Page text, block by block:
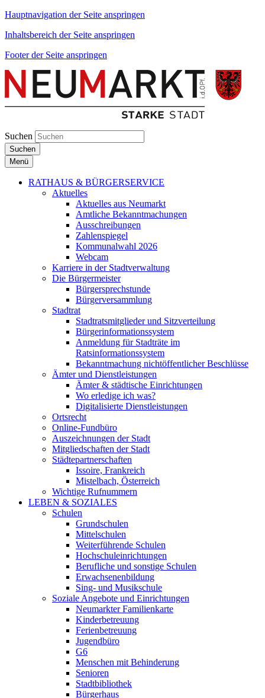
Hauptnavigation der Seite anspringen
Inhaltsbereich der Seite anspringen
Footer der Seite anspringen
Suchen
Suchen
Menü
RATHAUS & BÜRGERSERVICE
Aktuelles
Aktuelles aus Neumarkt
Amtliche Bekanntmachungen
Ausschreibungen
Zahlenspiegel
Kommunalwahl 2026
Webcam
Karriere in der Stadtverwaltung
Die Bürgermeister
Bürgersprechstunde
Bürgerversammlung
Stadtrat
Stadtratsmitglieder und Sitzverteilung
Bürgerinformationssystem
Anmeldung für Stadträte im
Ratsinformationssystem
Bekanntmachung nichtöffentlicher Beschlüsse
Ämter und Dienstleistungen
Ämter & städtische Einrichtungen
Wo erledige ich was?
Digitalisierte Dienstleistungen
Ortsrecht
Online-Fundbüro
Auszeichnungen der Stadt
Mitgliedschaften der Stadt
Städtepartnerschaften
Issoire, Frankreich
Mistelbach, Österreich
Wichtige Rufnummern
LEBEN & SOZIALES
Schulen
Grundschulen
Mittelschulen
Weiterführende Schulen
Hochschuleinrichtungen
Berufliche und sonstige Schulen
Erwachsenenbildung
Sing- und Musikschule
Soziale Angebote und Einrichtungen
Neumarkter Familienkarte
Kinderbetreuung
Ferienbetreuung
Jugendbüro
G6
Menschen mit Behinderung
Senioren
Stadtbibliothek
Bürgerhaus